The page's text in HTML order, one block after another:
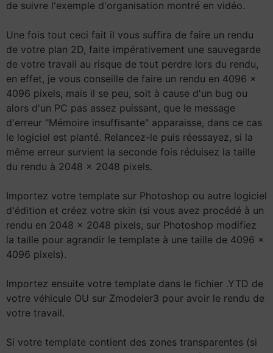
de suivre l'exemple d'organisation montré en vidéo.
Une fois tout ceci fait il vous suffira de faire un rendu
de votre plan 2D, faite impérativement une sauvegarde
de votre travail au risque de tout perdre lors du rendu,
en effet, je vous conseille de faire un rendu en 4096 x
4096 pixels, mais il se peu, soit à cause d'un bug ou
alors d'un PC pas assez puissant, que le message
d'erreur "Mémoire insuffisante" apparaisse, dans ce cas
le logiciel est planté. Relancez-le puis réessayez, si la
même erreur survient la seconde fois réduisez la taille
du rendu à 2048 x 2048 pixels.
Importez votre template sur Photoshop ou autre logiciel
d'édition et créez votre skin (si vous avez procédé à un
rendu en 2048 x 2048 pixels, sur Photoshop modifiez
la taille pour agrandir le template à une taille de 4096 x
4096 pixels).
Importez ensuite votre template dans le fichier .YTD de
votre véhicule OU sur Zmodeler3 pour avoir le rendu de
votre travail.
Si votre template contient des zones transparentes (si